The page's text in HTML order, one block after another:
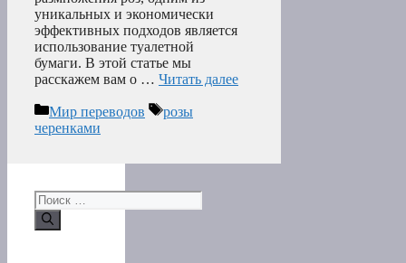
уникальных и экономически
эффективных подходов является
использование туалетной
бумаги. В этой статье мы
расскажем вам о … Читать далее
Рубрики
Мир переводов Метки
розы
черенками
Поиск: